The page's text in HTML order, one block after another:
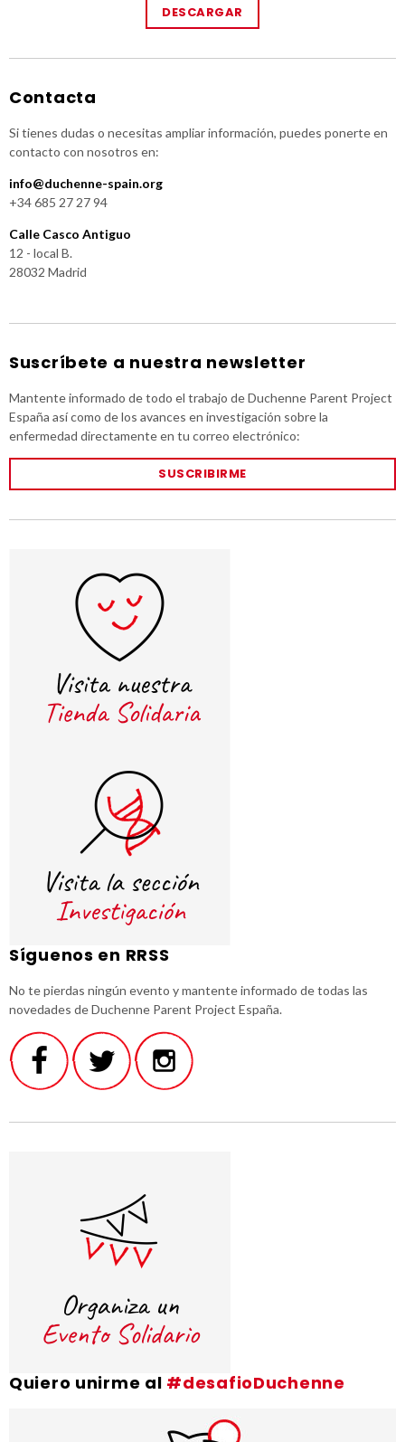
DESCARGAR
Contacta
Si tienes dudas o necesitas ampliar información, puedes ponerte en
contacto con nosotros en:
info@duchenne-spain.org
+34 685 27 27 94
Calle Casco Antiguo
12 - local B.
28032 Madrid
Suscríbete a nuestra newsletter
Mantente informado de todo el trabajo de Duchenne Parent Project
España así como de los avances en investigación sobre la
enfermedad directamente en tu correo electrónico:
SUSCRIBIRME
Síguenos en RRSS
No te pierdas ningún evento y mantente informado de todas las
novedades de Duchenne Parent Project España.
Quiero unirme al #desafioDuchenne